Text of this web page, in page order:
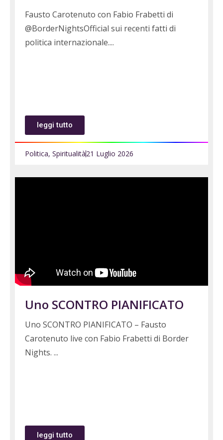
Fausto Carotenuto con Fabio Frabetti di
@BorderNightsOfficial sui recenti fatti di
politica internazionale.
leggi tutto
Politica, Spiritualità21 Luglio 2026
Uno SCONTRO PIANIFICATO
Uno SCONTRO PIANIFICATO – Fausto
Carotenuto live con Fabio Frabetti di Border
Nights.
leggi tutto